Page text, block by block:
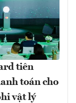
tiên
toán cho
vật lý